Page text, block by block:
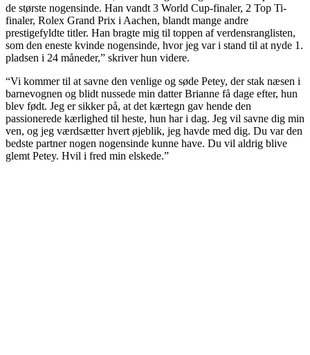
de største nogensinde. Han vandt 3 World Cup-finaler, 2 Top Ti-
finaler, Rolex Grand Prix i Aachen, blandt mange andre
prestigefyldte titler. Han bragte mig til toppen af verdensranglisten,
som den eneste kvinde nogensinde, hvor jeg var i stand til at nyde 1.
pladsen i 24 måneder,” skriver hun videre.
“Vi kommer til at savne den venlige og søde Petey, der stak næsen i
barnevognen og blidt nussede min datter Brianne få dage efter, hun
blev født. Jeg er sikker på, at det kærtegn gav hende den
passionerede kærlighed til heste, hun har i dag. Jeg vil savne dig min
ven, og jeg værdsætter hvert øjeblik, jeg havde med dig. Du var den
bedste partner nogen nogensinde kunne have. Du vil aldrig blive
glemt Petey. Hvil i fred min elskede.”